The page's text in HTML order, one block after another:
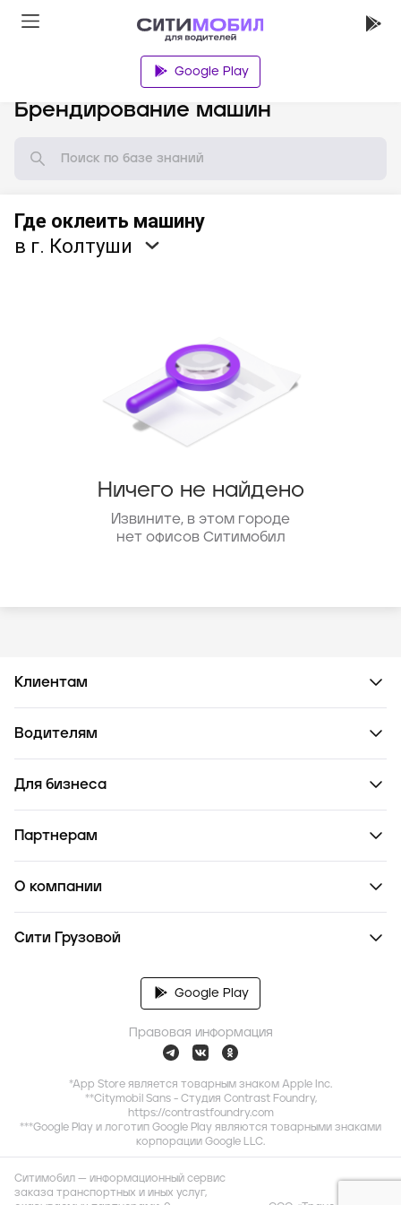
Google Play
Брендирование машин
Где оклеить машину
в г. Колтуши
Ничего не найдено
Извините, в этом городе
нет офисов Ситимобил
Клиентам
Водителям
Для бизнеса
Партнерам
О компании
Сити Грузовой
Google Play
Правовая информация
*App Store является товарным знаком Apple Inc.
**Citymobil Sans - Студия Contrast Foundry,
https://contrastfoundry.com
***Google Play и логотип Google Play являются товарными знаками
корпорации Google LLC.
Ситимобил — информационный сервис
заказа транспортных и иных услуг,